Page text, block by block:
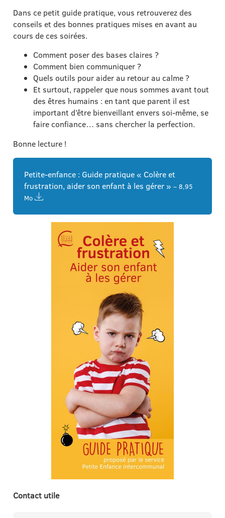
Dans ce petit guide pratique, vous retrouverez des
conseils et des bonnes pratiques mises en avant au
cours de ces soirées.
Comment poser des bases claires ?
Comment bien communiquer ?
Quels outils pour aider au retour au calme ?
Et surtout, rappeler que nous sommes avant tout
des êtres humains : en tant que parent il est
important d’être bienveillant envers soi-même, se
faire confiance… sans chercher la perfection.
Bonne lecture !
Petite-enfance : Guide pratique « Colère et
frustration, aider son enfant à les gérer » – 8,95
Mo
Contact utile